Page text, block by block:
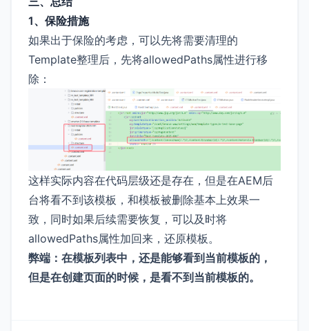
1、保险措施
如果出于保险的考虑，可以先将需要清理的
Template整理后，先将allowedPaths属性进行移
除：
这样实际内容在代码层级还是存在，但是在AEM后
台将看不到该模板，和模板被删除基本上效果一
致，同时如果后续需要恢复，可以及时将
allowedPaths属性加回来，还原模板。
弊端：在模板列表中，还是能够看到当前模板的，
但是在创建页面的时候，是看不到当前模板的。